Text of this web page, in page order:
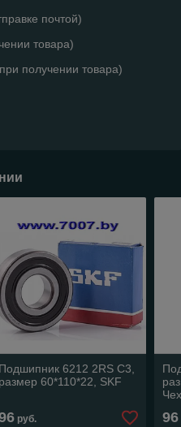
почтой)
товара)
получении товара)
Подшипник 6212 2RS C3,
размер 60*110*22, SKF
руб. 96